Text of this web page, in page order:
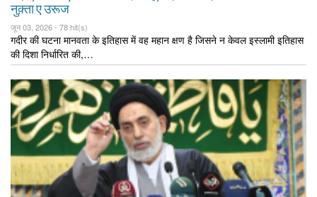
नुक़्ता ए उरूज
जून 03, 2026 - 78 hit(s)
गदीर की घटना मानवता के इतिहास में वह महान क्षण है जिसने न केवल इस्लामी इतिहास
की दिशा निर्धारित की,…